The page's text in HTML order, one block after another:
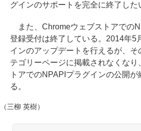
グインのサポートを完全に終了した
また、Chromeウェブストアでの
登録受付は終了している。2014年5
インのアップデートを行えるが、そ
テゴリーページに掲載されなくなり
トアでのNPAPIプラグインの公開
る。
（三柳 英樹）